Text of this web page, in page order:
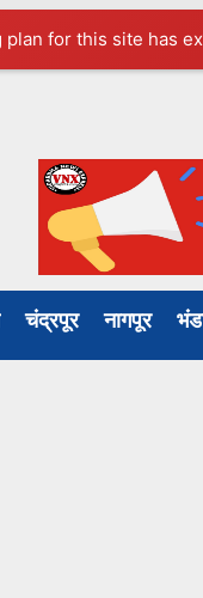
for this site has
चंद्रपूर नागपूर